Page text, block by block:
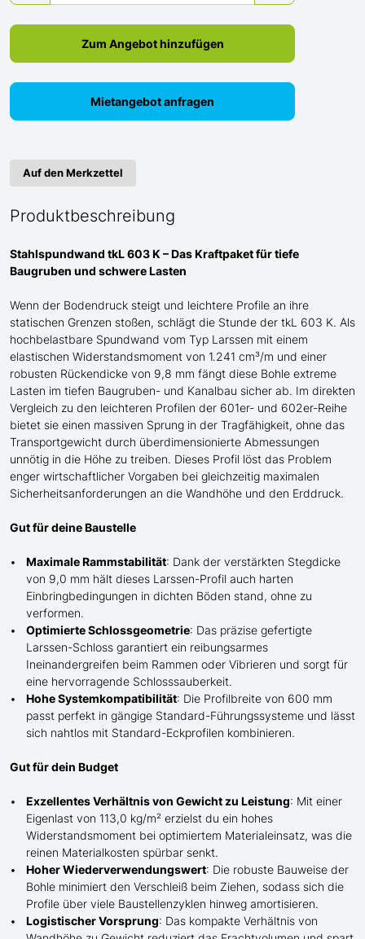
Zum Angebot hinzufügen
Mietangebot anfragen
Auf den Merkzettel
Produktbeschreibung
Stahlspundwand tkL 603 K – Das Kraftpaket für tiefe
Baugruben und schwere Lasten
Wenn der Bodendruck steigt und leichtere Profile an ihre
statischen Grenzen stoßen, schlägt die Stunde der tkL 603 K. Als
hochbelastbare Spundwand vom Typ Larssen mit einem
elastischen Widerstandsmoment von 1.241 cm³/m und einer
robusten Rückendicke von 9,8 mm fängt diese Bohle extreme
Lasten im tiefen Baugruben- und Kanalbau sicher ab. Im direkten
Vergleich zu den leichteren Profilen der 601er- und 602er-Reihe
bietet sie einen massiven Sprung in der Tragfähigkeit, ohne das
Transportgewicht durch überdimensionierte Abmessungen
unnötig in die Höhe zu treiben. Dieses Profil löst das Problem
enger wirtschaftlicher Vorgaben bei gleichzeitig maximalen
Sicherheitsanforderungen an die Wandhöhe und den Erddruck.
Gut für deine Baustelle
Maximale Rammstabilität: Dank der verstärkten Stegdicke
von 9,0 mm hält dieses Larssen-Profil auch harten
Einbringbedingungen in dichten Böden stand, ohne zu
verformen.
Optimierte Schlossgeometrie: Das präzise gefertigte
Larssen-Schloss garantiert ein reibungsarmes
Ineinandergreifen beim Rammen oder Vibrieren und sorgt für
eine hervorragende Schlosssauberkeit.
Hohe Systemkompatibilität: Die Profilbreite von 600 mm
passt perfekt in gängige Standard-Führungssysteme und lässt
sich nahtlos mit Standard-Eckprofilen kombinieren.
Gut für dein Budget
Exzellentes Verhältnis von Gewicht zu Leistung: Mit einer
Eigenlast von 113,0 kg/m² erzielst du ein hohes
Widerstandsmoment bei optimiertem Materialeinsatz, was die
reinen Materialkosten spürbar senkt.
Hoher Wiederverwendungswert: Die robuste Bauweise der
Bohle minimiert den Verschleiß beim Ziehen, sodass sich die
Profile über viele Baustellenzyklen hinweg amortisieren.
Logistischer Vorsprung: Das kompakte Verhältnis von